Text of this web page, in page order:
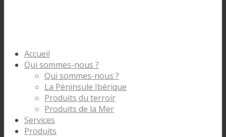
Accueil
Qui sommes-nous ?
Qui sommes-nous ?
La Péninsule Ibérique
Produits du terroir
Produits de la Mer
Services
Produits